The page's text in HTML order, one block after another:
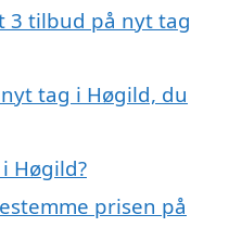
3 tilbud på nyt tag
tag i Høgild, du
Høgild?
prisen på